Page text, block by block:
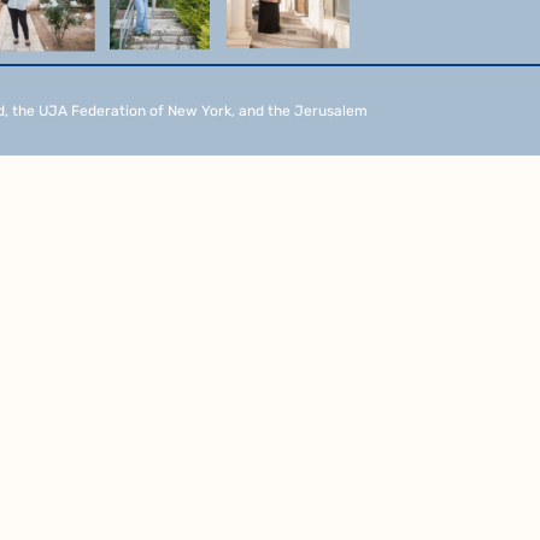
UJA Federation of New York, and the Jerusalem